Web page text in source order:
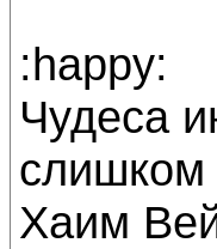
:happy:
Чудеса
слишком
Хаим